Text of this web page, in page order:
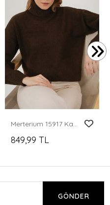
Merterium 15917 Kadın Balıkçı Yaka Oversize Triko Kazak - Kahverengi
849,99 TL
GÖNDER